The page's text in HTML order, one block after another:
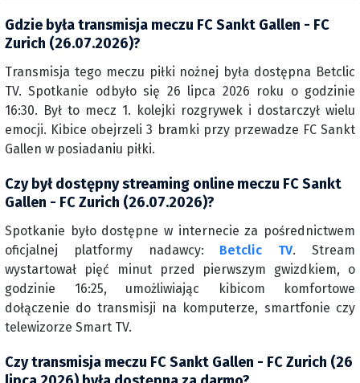
Gdzie była transmisja meczu FC Sankt Gallen - FC
Zurich (26.07.2026)?
Transmisja tego meczu piłki nożnej była dostępna Betclic
TV. Spotkanie odbyło się 26 lipca 2026 roku o godzinie
16:30. Był to mecz 1. kolejki rozgrywek i dostarczył wielu
emocji. Kibice obejrzeli 3 bramki przy przewadze FC Sankt
Gallen w posiadaniu piłki.
Czy był dostępny streaming online meczu FC Sankt
Gallen - FC Zurich (26.07.2026)?
Spotkanie było dostępne w internecie za pośrednictwem
oficjalnej platformy nadawcy: Betclic TV. Stream
wystartował pięć minut przed pierwszym gwizdkiem, o
godzinie 16:25, umożliwiając kibicom komfortowe
dołączenie do transmisji na komputerze, smartfonie czy
telewizorze Smart TV.
Czy transmisja meczu FC Sankt Gallen - FC Zurich (26